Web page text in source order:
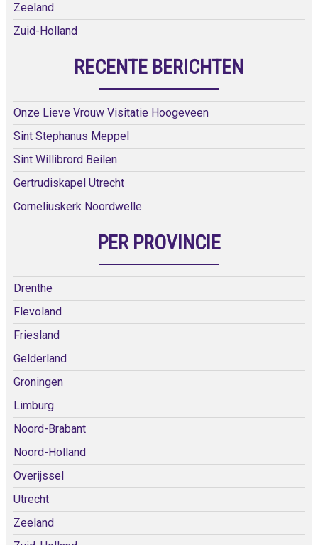
Zeeland
Zuid-Holland
RECENTE BERICHTEN
Onze Lieve Vrouw Visitatie Hoogeveen
Sint Stephanus Meppel
Sint Willibrord Beilen
Gertrudiskapel Utrecht
Corneliuskerk Noordwelle
PER PROVINCIE
Drenthe
Flevoland
Friesland
Gelderland
Groningen
Limburg
Noord-Brabant
Noord-Holland
Overijssel
Utrecht
Zeeland